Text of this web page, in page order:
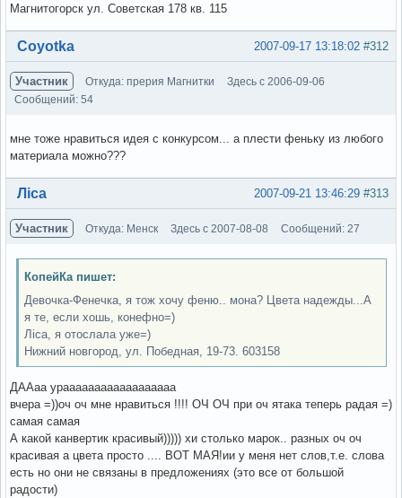
Магнитогорск ул. Советская 178 кв. 115
Вне форума #312
2007-09-17 13:18:02
Coyotka
Участник Откуда: прерия Магнитки
Здесь с 2006-09-06
Сообщений: 54
мне тоже нравиться идея с конкурсом... а плести феньку из любого
материала можно???
Вне форума #313
2007-09-21 13:46:29
Ліса
Участник Откуда: Менск Здесь с 2007-08-08 Сообщений: 27
КопейКа пишет:
Девочка-Фенечка, я тож хочу феню.. мона? Цвета надежды...А
я те, если хошь, конефно=)
Ліса, я отослала уже=)
Нижний новгород, ул. Победная, 19-73. 603158
ДААаа ураааааааааааааааааа
вчера =))оч оч мне нравиться !!!! ОЧ ОЧ при оч ятака теперь радая =)
самая самая
А какой канвертик красивый))))) хи столько марок.. разных оч оч
красивая а цвета просто .... ВОТ МАЯ!ии у меня нет слов,т.е. слова
есть но они не связаны в предложениях (это все от большой
радости)